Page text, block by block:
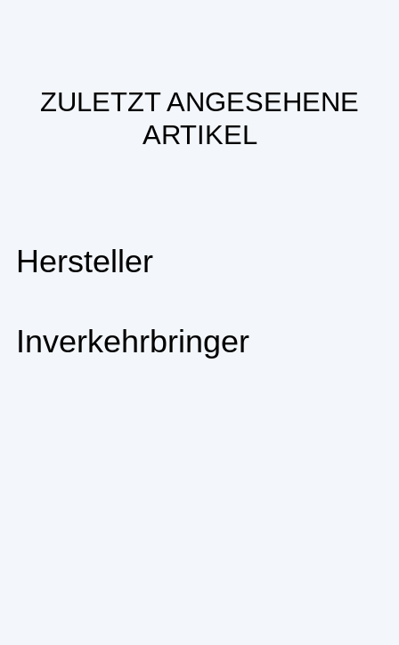
ZULETZT ANGESEHENE
ARTIKEL
Hersteller
Inverkehrbringer